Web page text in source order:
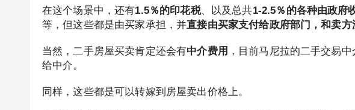
在这个场景中，还有1.5％的印花税、以及总共1-2.5％的各种由政府
等，但这些都是由买家承担，并直接由买家支付给政府部门，和卖方
当然，二手房屋买卖肯定还会有中介费用 ，目前马尼拉的二手交易
给中介。
同样，这些都是可以转嫁到房屋卖出价格上。